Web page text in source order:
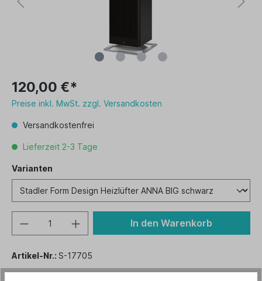
120,00 €*
Preise inkl. MwSt. zzgl. Versandkosten
Versandkostenfrei
Lieferzeit 2-3 Tage
Varianten
In den Warenkorb
Artikel-Nr.: S-17705